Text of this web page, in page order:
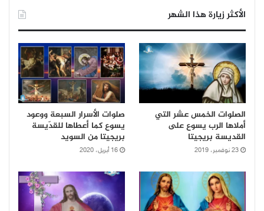
الأكثر زيارة هذا الشهر
الصلوات الخمس عشر التي
أملاها الرب يسوع على
القديسة بريجيتا
23 نوفمبر، 2019
صلوات الأسرار السبعة ووعود
يسوع كما أعطاها للقدّيسة
بريجيتا من السويد
16 أبريل، 2020